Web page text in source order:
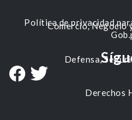
Comercio, Negocio
Defensa,
Derechos
Política de privacidad